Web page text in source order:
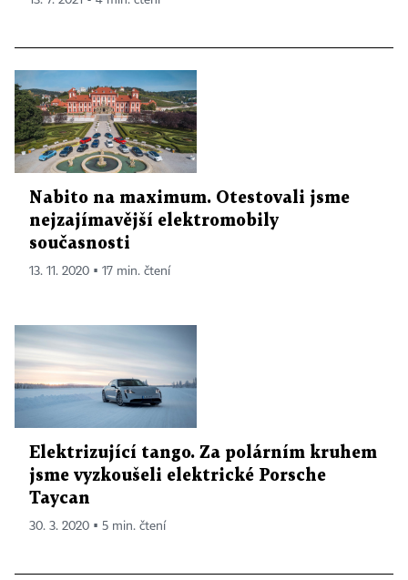
Nabito na maximum. Otestovali jsme
nejzajímavější elektromobily
současnosti
13. 11. 2020 ▪ 17 min. čtení
Elektrizující tango. Za polárním kruhem
jsme vyzkoušeli elektrické Porsche
Taycan
30. 3. 2020 ▪ 5 min. čtení